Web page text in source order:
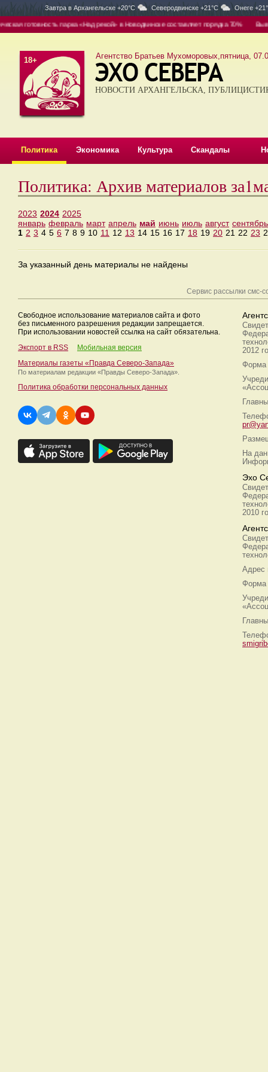
Завтра в Архангельске +20°C Северодвинске +21°C Онеге
готовность парка «Над рекой» в Новодвинске составляет порядка 70% Вывоз
18+ Агентство Братьев Мухоморовых,пятница,
НОВОСТИ АРХАНГЕЛЬСКА,
Политика Экономика Культура Скандалы
Политика: Архив материалов
2023 2024 2025
январь февраль март апрель май июнь июль август сентябрь
1 2 3 4 5 6 7 8 9 10 11 12 13 14 15 16 17 18 19 20 21 22 23
За указанный день материалы не найдены
Сервис рассылки смс-
Свободное использование материалов сайта и фото
без письменного разрешения редакции запрещается.
При использовании новостей ссылка на сайт обязательна.
Экспорт в RSS
Мобильная версия
Материалы газеты «Правда Северо-Запада»
По материалам редакции «Правды Северо-Запада».
Политика обработки персональных данных
2012
Форма
На
Эхо
2010
Адрес
Форма